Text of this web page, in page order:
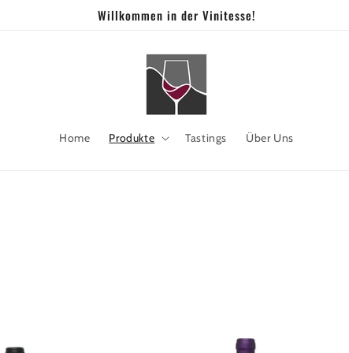
Willkommen in der Vinitesse!
Home Produkte Tastings Über Uns